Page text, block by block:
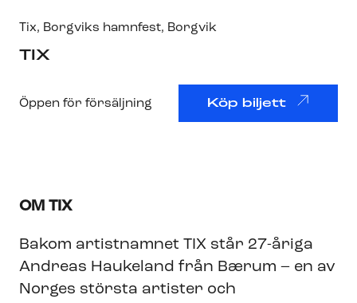
Tix, Borgviks hamnfest, Borgvik
TIX
Öppen för försäljning Köp biljett
OM TIX
Bakom artistnamnet TIX står 27-åriga
Andreas Haukeland från Bærum – en av
Norges största artister och